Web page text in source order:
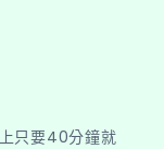
只要40分鐘就